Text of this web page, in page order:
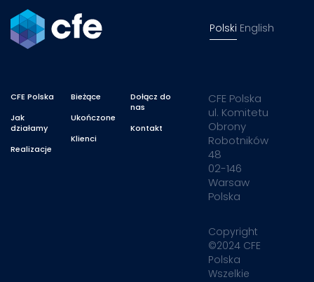
CFE Polska
Jak
działamy
Realizacje
Bieżące
Ukończone
Klienci
Dołącz do
nas
Kontakt
Polski English
CFE Polska
ul. Komitetu
Obrony
Robotników
48
02-146
Warsaw
Polska
Copyright
©2024 CFE
Polska
Wszelkie